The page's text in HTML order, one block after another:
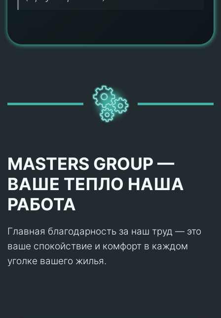
MASTERS GROUP —
ВАШЕ ТЕПЛО НАША
РАБОТА
Главная благодарность за наш труд — это
ваше спокойствие и комфорт в каждом
уголке вашего жилья.